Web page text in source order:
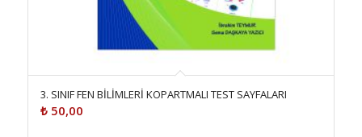
3. SINIF FEN BİLİMLERİ KOPARTMALI TEST SAYFALARI
₺50,00